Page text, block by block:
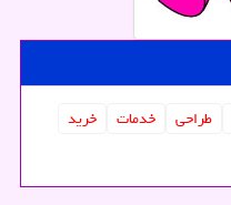
طراحی خدمات
خرید